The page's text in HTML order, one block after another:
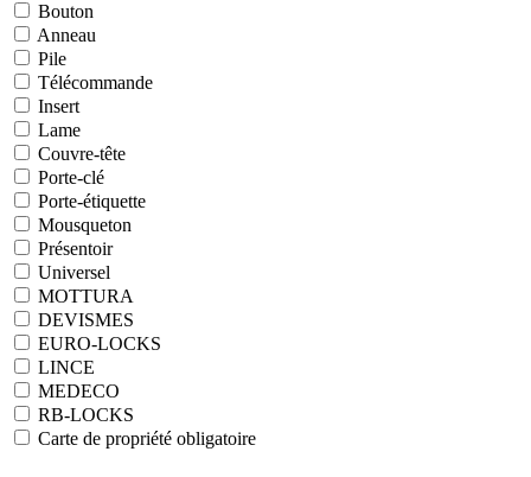
Bouton
Anneau
Pile
Télécommande
Insert
Lame
Couvre-tête
Porte-clé
Porte-étiquette
Mousqueton
Présentoir
Universel
MOTTURA
DEVISMES
EURO-LOCKS
LINCE
MEDECO
RB-LOCKS
Carte de propriété obligatoire